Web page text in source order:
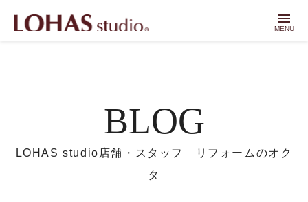
menu
MENU
BLOG
LOHAS studio店舗・スタッフ リフォームのオク
タ